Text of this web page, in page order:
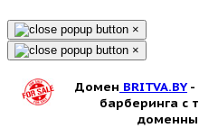
×
×
Домен BRITVA.BY-
барберинга с